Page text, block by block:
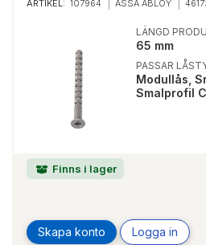
ARTIKEL: 107964 ASSA ABLOY
Finns i lager
Skapa konto Logga in
LÄNGD
65 mm
PASSAR
Modullås,
Smalprofil